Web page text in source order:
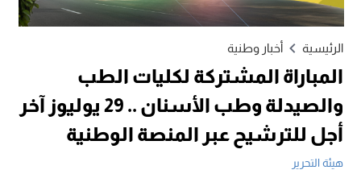
الرئيسية أخبار وطنية
المباراة المشتركة لكليات الطب
والصيدلة وطب الأسنان .. 29 يوليوز آخر
أجل للترشيح عبر المنصة الوطنية
هيئة التحرير